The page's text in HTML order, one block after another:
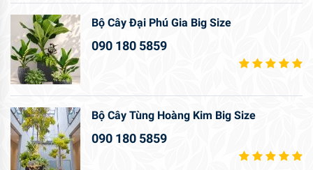
Bộ Cây Đại Phú Gia Big Size
090 180 5859
Bộ Cây Tùng Hoàng Kim Big Size
090 180 5859